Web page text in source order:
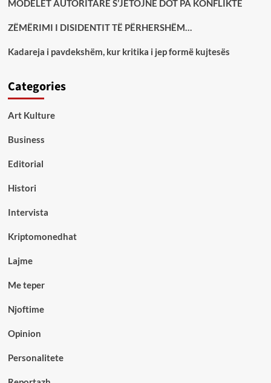
MODELET AUTORITARE S’JETOJNË DOT PA KONFLIKTE
ZËMËRIMI I DISIDENTIT TË PËRHERSHËM…
Kadareja i pavdekshëm, kur kritika i jep formë kujtesës
Categories
Art Kulture
Business
Editorial
Histori
Intervista
Kriptomonedhat
Lajme
Me teper
Njoftime
Opinion
Personalitete